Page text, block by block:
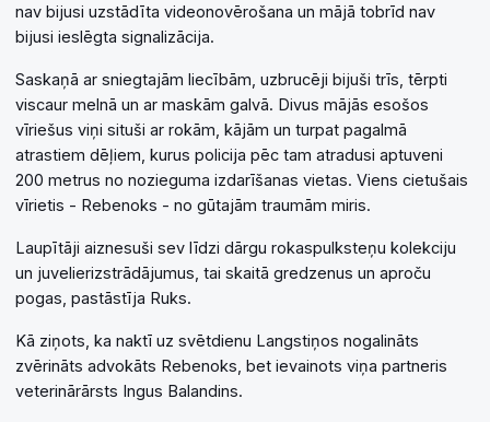
nav bijusi uzstādīta videonovērošana un mājā tobrīd nav
bijusi ieslēgta signalizācija.
Saskaņā ar sniegtajām liecībām, uzbrucēji bijuši trīs, tērpti
viscaur melnā un ar maskām galvā. Divus mājās esošos
vīriešus viņi situši ar rokām, kājām un turpat pagalmā
atrastiem dēļiem, kurus policija pēc tam atradusi aptuveni
200 metrus no nozieguma izdarīšanas vietas. Viens cietušais
vīrietis - Rebenoks - no gūtajām traumām miris.
Laupītāji aiznesuši sev līdzi dārgu rokaspulksteņu kolekciju
un juvelierizstrādājumus, tai skaitā gredzenus un aproču
pogas, pastāstīja Ruks.
Kā ziņots, ka naktī uz svētdienu Langstiņos nogalināts
zvērināts advokāts Rebenoks, bet ievainots viņa partneris
veterinārārsts Ingus Balandins.